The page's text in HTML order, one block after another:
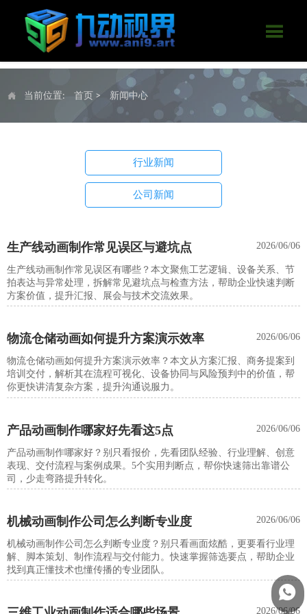

 当前位置: 首页 > 新闻中心
行业新闻
公司新闻
生产线动画制作常见误区与避坑点 2026/06/06
生产线动画制作常见误区有哪些？本文聚焦工艺逻辑、设备关系、节
拍表达与异常处理，拆解常见避坑点与检查方法，帮助企业快速判断
方案价值，提升汇报、展会与技术交流效果。
物流仓储动画如何提升方案演示效率 2026/06/06
物流仓储动画如何提升方案演示效率？本文从方案汇报、商务提案到
培训交付，解析其在流程可视化、设备协同与风险预判中的价值，帮
你更快讲清复杂方案，提升沟通说服力。
产品动画制作哪家好先看这5点 2026/06/06
产品动画制作哪家好？别只看报价，先看团队经验、行业理解、创意
表现、交付流程与案例成果。5个实用判断点，帮你快速筛出靠谱公
司，少走弯路提升转化。
机械动画制作公司怎么判断专业度 2026/06/06
机械动画制作公司怎么判断专业度？别只看画面炫酷，更要看行业理
解、脚本策划、制作流程与交付能力。快速掌握筛选要点，帮助企业
找到真正懂技术也懂传播的专业团队。
2026/06/06
